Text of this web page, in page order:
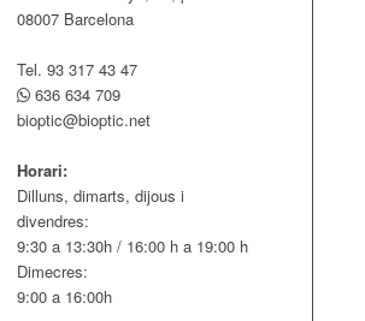
08007 Barcelona
Tel. 93 317 43 47
636 634 709
bioptic@bioptic.net
Horari:
Dilluns, dimarts, dijous i
divendres:
9:30 a 13:30h / 16:00 h a 19:00 h
Dimecres:
9:00 a 16:00h